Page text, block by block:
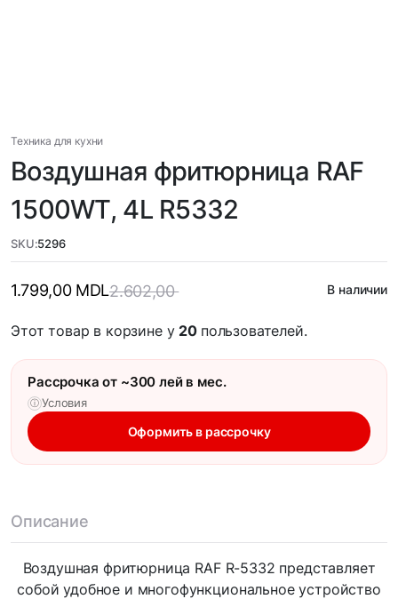
Техника для кухни
Воздушная фритюрница RAF
1500WT, 4L R5332
SKU:5296
2.602,00
1.799,00 MDL В наличии
Этот товар в корзине у20 пользователей.
Рассрочка от ~300 лей в мес.
ⓘ Условия
Оформить в рассрочку
Описание
Воздушная фритюрница RAF R-5332 представляет
собой удобное и многофункциональное устройство